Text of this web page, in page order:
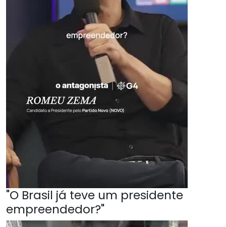
"O Brasil já teve um presidente
empreendedor?"